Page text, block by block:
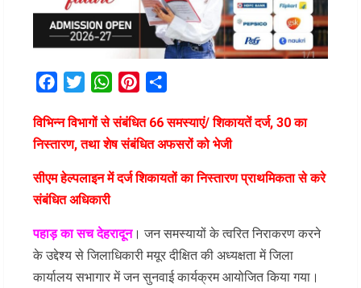
FacebookTwitterWhatsAppPinterest
विभिन्न विभागों से संबंधित 66 समस्याएं/ शिकायतें दर्ज, 30 का
निस्तारण, तथा शेष संबंधित अफसरों को भेजी
सीएम हेल्पलाइन में दर्ज शिकायतों का निस्तारण प्राथमिकता से करे
संबंधित अधिकारी
पहाड़ का सच देहरादून। जन समस्यायों के त्वरित निराकरण करने
के उद्देश्य से जिलाधिकारी मयूर दीक्षित की अध्यक्षता में जिला
कार्यालय सभागार में जन सुनवाई कार्यक्रम आयोजित किया गया।